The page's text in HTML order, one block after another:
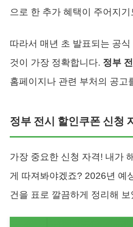
으로 한 추가 혜택이 주어지
따라서 매년 초 발표되는 공
것이 가장 정확합니다. 정부
홈페이지나 관련 부처의 공고
정부 전시 할인쿠폰 신청
가장 중요한 신청 자격! 내가
게 따져봐야겠죠? 2026년 예
건을 표로 깔끔하게 정리해